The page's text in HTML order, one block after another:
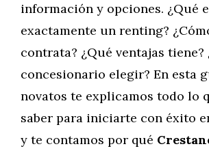
información y opciones. ¿Qué
exactamente un renting?
contrata? ¿Qué ventajas tiene?
concesionario elegir? En esta
novatos te explicamos todo lo
saber para iniciarte con éxito
y te contamos por qué